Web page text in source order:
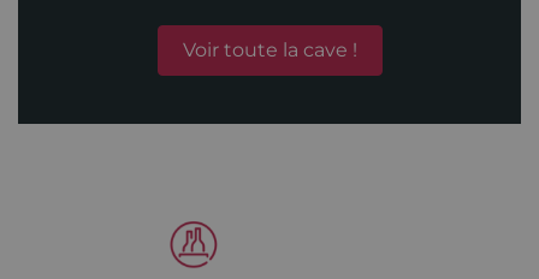
Voir toute la cave !